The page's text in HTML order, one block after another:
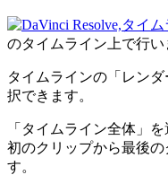
のタイムライン上で行い
タイムラインの「レン
択できます。
「タイムライン全体」
初のクリップから最後
す。